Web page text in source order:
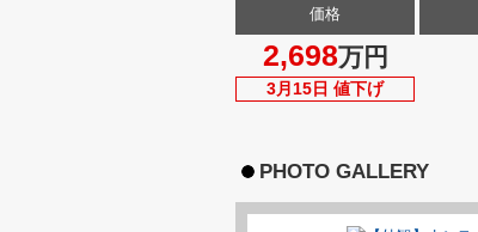
価格
2,698万円
3月15日 値下げ
PHOTO GALLERY